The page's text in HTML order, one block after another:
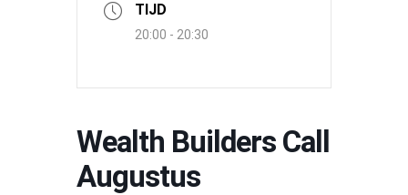
TIJD
20:00 - 20:30
Wealth Builders Call
Augustus